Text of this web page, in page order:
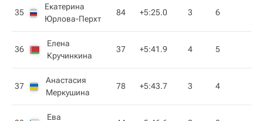
35
Екатерина
Юрлова-Перхт
84 +5:25.0 3 6
36
Елена
Кручинкина
37 +5:41.9 4 5
37
Анастасия
Меркушина
78 +5:43.7 3 4
Ева